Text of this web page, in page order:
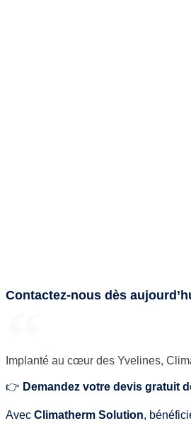
Contactez-nous dès
Implanté au cœur des Yvelines,
👉 Demandez votre devis gratuit
Avec Climatherm Solution,